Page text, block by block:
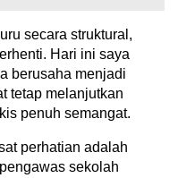
secara struktural,
Hari ini saya
berusaha menjadi
tetap melanjutkan
penuh semangat.
perhatian adalah
sekolah